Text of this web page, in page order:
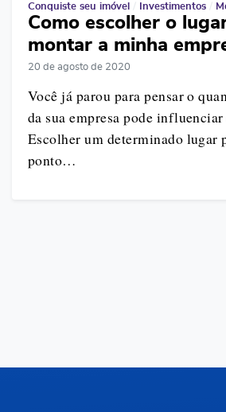
Conquiste seu imóvel Investimentos
Como escolher o
montar a minha
20 de agosto de 2020
Você já parou para pensar o
da sua empresa pode influenciar
Escolher um determinado lugar
ponto…